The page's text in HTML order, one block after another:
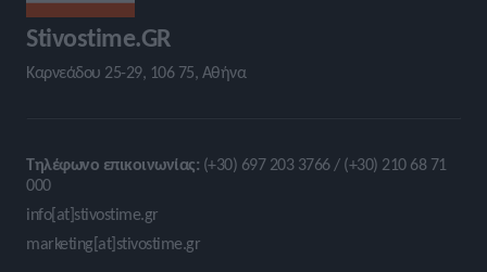
Stivostime.GR
Καρνεάδου 25-29, 106 75, Αθήνα
Τηλέφωνο επικοινωνίας: (+30) 697 203 3766 / (+30) 210 68 71
000
info[at]stivostime.gr
marketing[at]stivostime.gr